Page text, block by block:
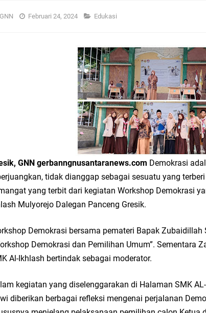
Bupati Gresik Cup 2026 siap Digelar, Ajang
Workshop Petani Organik Pati Raya:
Tumpeng Nasi Krawu Pecahkan Rekor MURI,
FOZ Jatim, BAZNAS, dan Kemenag Salurkan
Jawa Timur
Bupati Gresik Gus Yani Resmikan Kantor Desa
Optik Merlin Donasikan Rp10,36 Juta, Perkuat
Ketua DPD Golkar Gresik Wongso Negoro
GNN Februari 24, 2024 Edukasi
GNN gerbanngnusantaranews.com Demokrasi
tidak dianggap sebagai sesuatu yang
yang terbit dari kegiatan Workshop Demokrasi
Mulyorejo Dalegan Panceng Gresik.
Demokrasi bersama pemateri Bapak Zubaidillah
Demokrasi dan Pemilihan Umum”. Sementara
Al-Ikhlash bertindak sebagai moderator.
kegiatan yang diselenggarakan di Halaman SMK
diberikan berbagai refleksi mengenai perjalanan